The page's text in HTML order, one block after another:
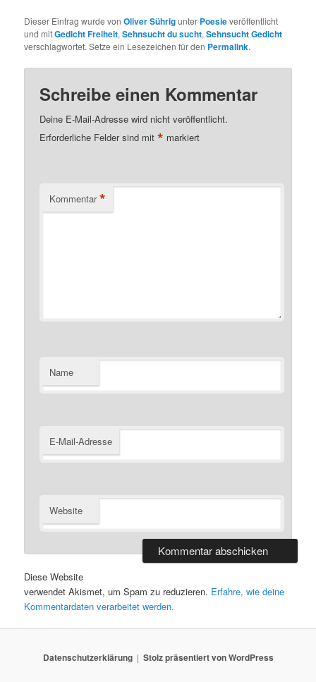
Dieser Eintrag wurde vonOliver Sührigunter Poesieveröffentlicht
und mitGedicht Freiheit,Sehnsucht du sucht,Sehnsucht Gedicht
verschlagwortet. Setze ein Lesezeichen für den Permalink.
Schreibe einen Kommentar
Deine E-Mail-Adresse wird nicht veröffentlicht.
Erforderliche Felder sind mit* markiert
Kommentar *
Name
E-Mail-Adresse
Website
Diese Website
verwendet Akismet, um Spam zu reduzieren. Erfahre, wie deine
Kommentardaten verarbeitet werden.
Datenschutzerklärung Stolz präsentiert von WordPress